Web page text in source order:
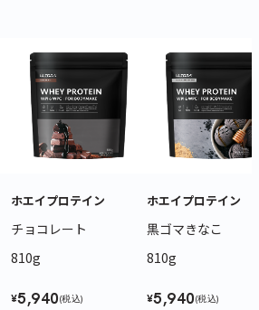
ホエイプロテイン
チョコレート
810g
¥5,940(税込)
ホエイプロテイン
黒ゴマきなこ
810g
¥5,940(税込)